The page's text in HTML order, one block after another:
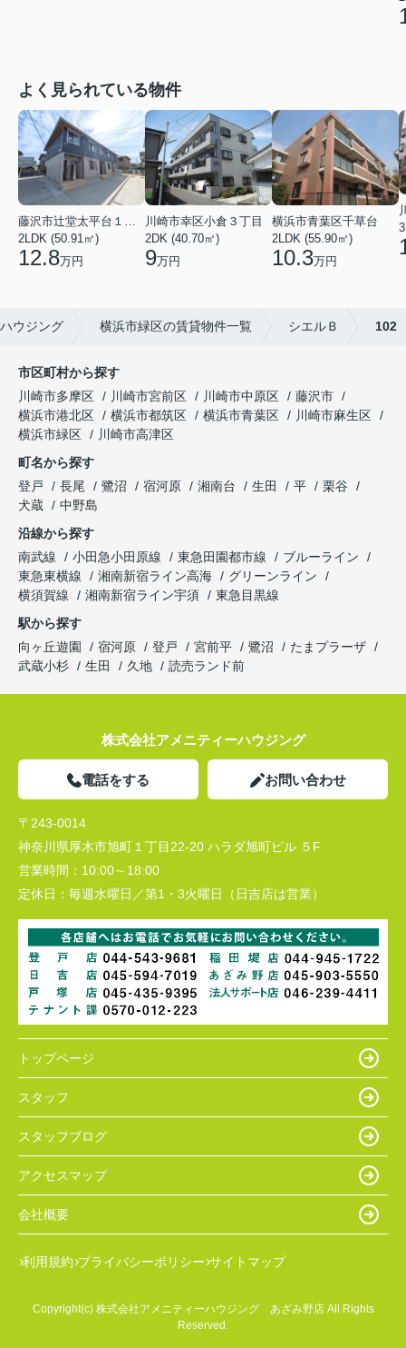
よく見られている物件
2LDK (50.91㎡)
12.8万円
川崎市幸区小倉３丁目
2DK (40.70㎡)
9万円
横浜市青葉区千草台
2LDK (55.90㎡)
10.3万円
ウジング 横浜市緑区の賃貸物件一覧 シエルＢ 102
市区町村から探す
川崎市多摩区
川崎市宮前区 川崎市中原区
藤沢市
横浜市港北区
横浜市都筑区 横浜市青葉区
川崎市麻生区
横浜市緑区
川崎市高津区
町名から探す
登戸
長尾 鷺沼 宿河原 湘南台 生田 平
栗谷
犬蔵
中野島
沿線から探す
南武線
小田急小田原線 東急田園都市線
ブルーライン
東急東横線
湘南新宿ライン高海
グリーンライン
横須賀線
湘南新宿ライン宇須
東急目黒線
駅から探す
向ヶ丘遊園
宿河原 登戸 宮前平 鷺沼
たまプラーザ
武蔵小杉
生田 久地 読売ランド前
株式会社アメニティーハウジング
電話をする お問い合わせ
〒243-0014
神奈川県厚木市旭町１丁目22-20 ハラダ旭町ビル ５F
営業時間： 10:00～18:00
定休日： 毎週水曜日／第1・3火曜日（日吉店は営業）
トップページ
スタッフ
スタッフブログ
アクセスマップ
会社概要
利用規約 プライバシーポリシー サイトマップ
Copyright(c) 株式会社アメニティーハウジング あざみ野店 All Rights
Reserved.